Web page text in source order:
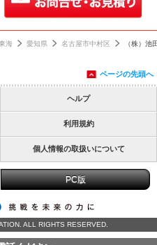
海 愛知県 名古屋市中村区 （株）池
ページの先頭へ
ヘルプ
利用規約
個人情報の取扱いについて
PC版
ALL RIGHTS RESERVED.